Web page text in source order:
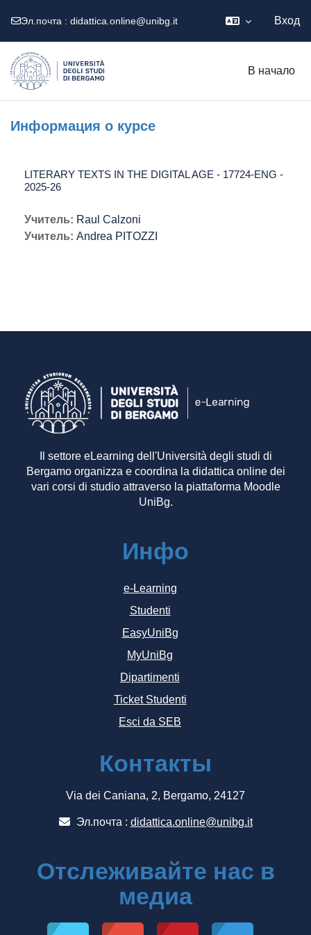
Эл.почта : didattica.online@unibg.it Вход
В начало
Информация о курсе
LITERARY TEXTS IN THE DIGITAL AGE - 17724-ENG -
2025-26
Учитель: Raul Calzoni
Учитель: Andrea PITOZZI
Il settore eLearning dell'Università degli studi di
Bergamo organizza e coordina la didattica online dei
vari corsi di studio attraverso la piattaforma Moodle
UniBg.
Инфо
e-Learning
Studenti
EasyUniBg
MyUniBg
Dipartimenti
Ticket Studenti
Esci da SEB
Контакты
Via dei Caniana, 2, Bergamo, 24127
Эл.почта : didattica.online@unibg.it
Отслеживайте нас в
медиа